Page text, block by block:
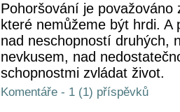
Pohoršování je
které nemůžeme být hrdi.
nad neschopností druhých,
nevkusem, nad
schopnostmi zvládat život.
Komentáře - 1 (1) příspěvků